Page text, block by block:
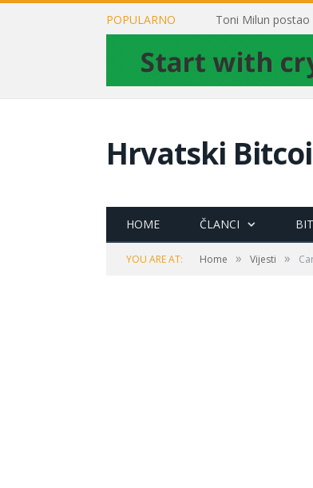
POPULARNO
Hrvatski
HOME ČLANCI
YOU ARE AT: Home » Vijesti »